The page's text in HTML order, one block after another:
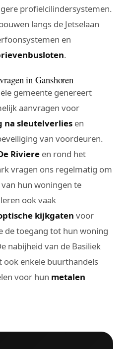
profielcilindersystemen.
langs de Jetselaan
en
.
in Ganshoren
gemeente genereert
aanvragen voor
sleutelverlies en
van voordeuren.
Riviere en rond het
vragen ons regelmatig om
hun woningen te
ook vaak
kijkgaten voor
de toegang tot hun woning
nabijheid van de Basiliek
ook enkele buurthandels
voor hun metalen